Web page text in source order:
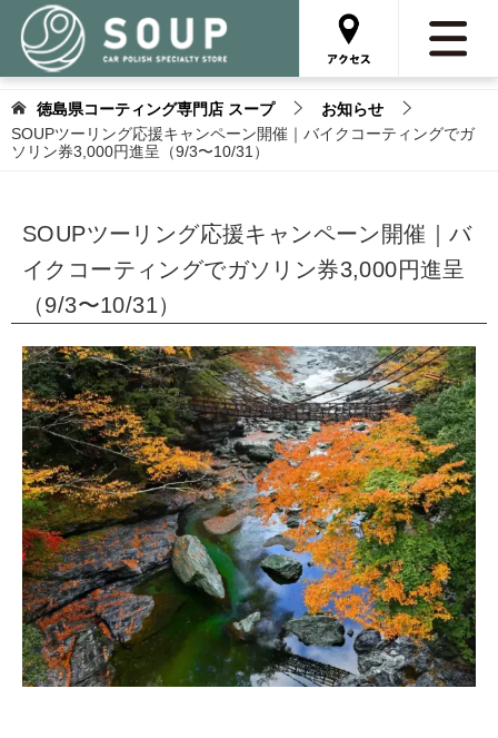
徳島県コーティング専門店 スープ
お知らせ
SOUPツーリング応援キャンペーン開催｜バイクコーティングでガ
ソリン券3,000円進呈（9/3〜10/31）
SOUPツーリング応援キャンペーン開催｜バ
イクコーティングでガソリン券3,000円進呈
（9/3〜10/31）